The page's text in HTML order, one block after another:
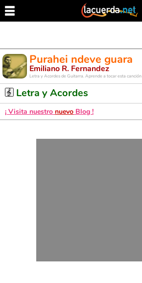
Purahei ndeve guara
Emiliano R. Fernandez
Letra y Acordes de Guitarra. Aprende a tocar esta canción
Letra y Acordes
¡ Visita nuestro nuevo Blog !